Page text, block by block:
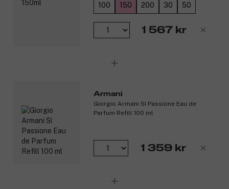
100 150 200 30 50
1 567 kr
Armani
Giorgio Armani Sì Passione Eau de
Parfum Refill 100 ml
1 359 kr